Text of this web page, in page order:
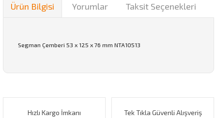
Ürün Bilgisi Yorumlar Taksit Seçenekleri
Segman Çemberi 53 x 125 x 76 mm NTA10513
Görüş ve önerileriniz için teşekkür ederiz.
Hızlı Kargo İmkanı Tek Tıkla Güvenli Alışveriş